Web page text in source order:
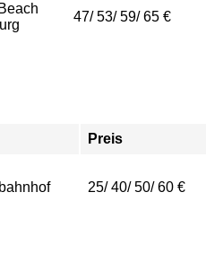
47/ 53/ 59/ 65 €
Preis
25/ 40/ 50/ 60 €